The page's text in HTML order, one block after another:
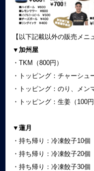
【以下記載以外の販売メニ
▼加州屋
・TKM（800円）
・トッピング：チャーシュ
・トッピング：のり、メン
・トッピング：生姜（100円
▼蓮月
・持ち帰り：冷凍餃子10個
・持ち帰り：冷凍餃子20個
・持ち帰り：冷凍餃子30個